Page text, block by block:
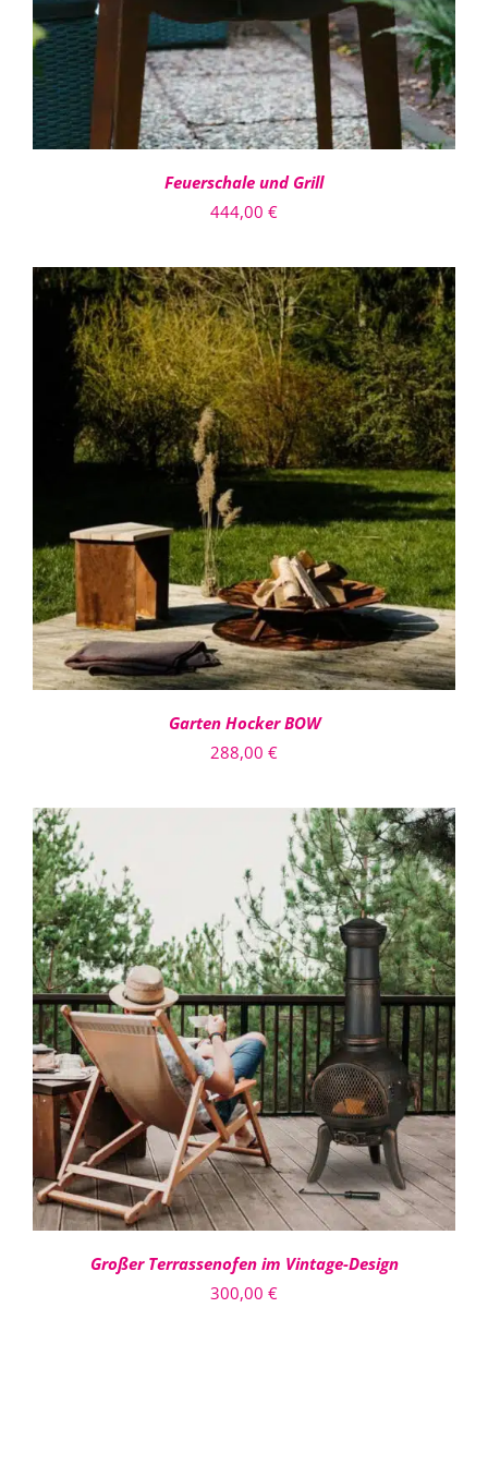
Feuerschale und Grill
444,00 €
IN DEN WARENKORB
/
Garten Hocker BOW
288,00 €
IN DEN WARENKORB
DETAILS
Großer Terrassenofen im Vintage-Design
300,00 €